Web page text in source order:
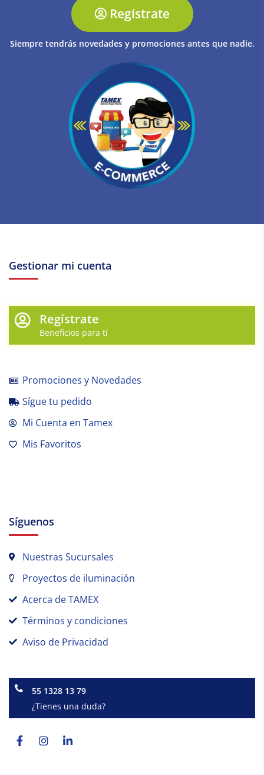
Regístrate
Siempre tendrás novedades y promociones antes que nadie.
Gestionar mi cuenta
Regístrate
Beneficios para tí
Promociones y Novedades
Sígue tu pedido
Mi Cuenta en Tamex
Mis Favoritos
Síguenos
Nuestras Sucursales
Proyectos de iluminación
Acerca de TAMEX
Términos y condiciones
Aviso de Privacidad
55 1328 13 79
¿Tienes una duda?
f